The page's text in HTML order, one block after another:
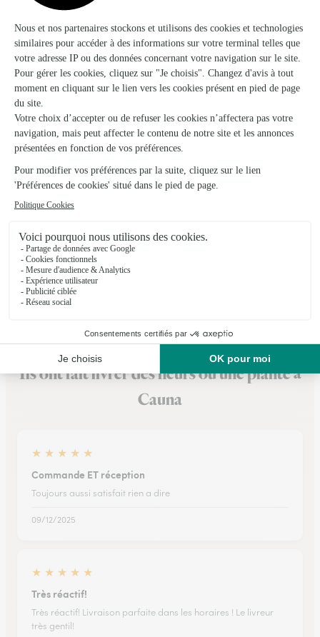
Pontonx Sur L'adour
★
3.6 (49)
10, avenue Robert Labeyrie
Voir la boutique
L’atelier de Melanie
Amou
★★★★★5 (31)
120 avenue de l'ocean
Voir la boutique
Ils ont fait livrer des fleurs ou une plante à
Cauna
★ ★ ★ ★ ★
Commande ET réception
Toujours aussi satisfait rien a dire
09/12/2025
★ ★ ★ ★ ★
Très réactif!
Très réactif! Livraison parfaite dans les horaires ! Le livreur
très gentil!